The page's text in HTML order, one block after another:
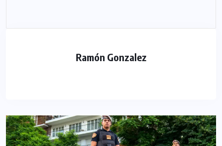
Ramón Gonzalez